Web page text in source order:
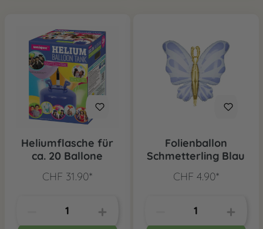
Heliumflasche für
ca. 20 Ballone
CHF 31.90*
Folienballon
Schmetterling Blau
CHF 4.90*